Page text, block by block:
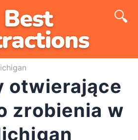
otwierające
zrobienia w